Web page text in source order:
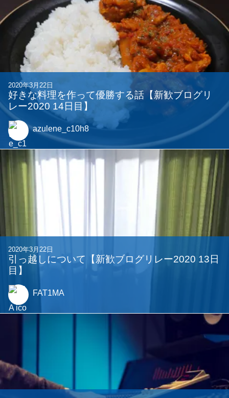
2020年3月22日
好きな料理を作って優勝する話【新歓ブログリ
レー2020 14日目】
azulene_c10h8
2020年3月22日
引っ越しについて【新歓ブログリレー2020 13日
目】
FAT1MA